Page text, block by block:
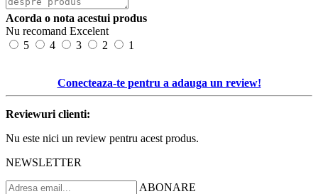
Acorda o nota acestui produs
Nu recomand Excelent
5
4 3 2 1
Conecteaza-te pentru a adauga un review!
Reviewuri clienti:
Nu este nici un review pentru acest produs.
NEWSLETTER
ABONARE